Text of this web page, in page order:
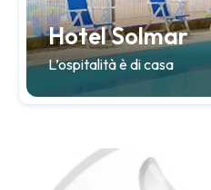
Hotel Solmar
L’ospitalità è di casa